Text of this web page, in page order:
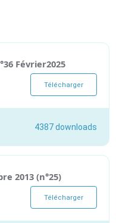
Février2025
Télécharger
4387 downloads
2013 (n°25)
Télécharger